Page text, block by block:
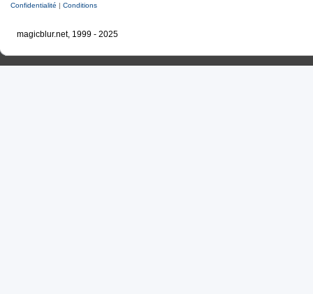
Confidentialité | Conditions
magicblur.net, 1999 - 2025